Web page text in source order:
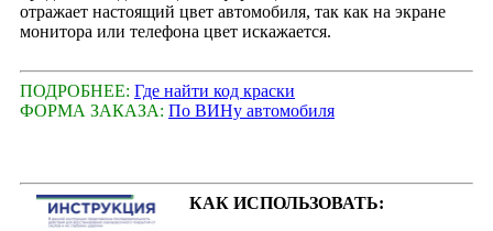
отражает настоящий цвет автомобиля, так как на экране
монитора или телефона цвет искажается.
ПОДРОБНЕЕ: Где найти код краски
ФОРМА ЗАКАЗА: По ВИНу автомобиля
КАК ИСПОЛЬЗОВАТЬ: